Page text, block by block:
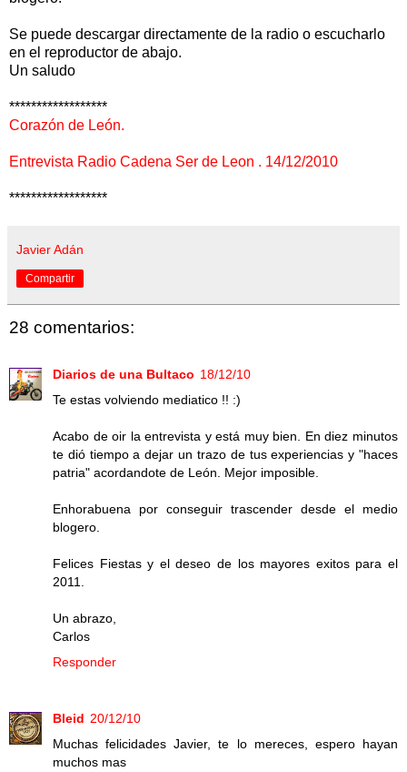
Se puede descargar directamente de la radio o escucharlo
en el reproductor de abajo.
Un saludo
******************
Corazón de León.
Entrevista Radio Cadena Ser de Leon . 14/12/2010
******************
Javier Adán
Compartir
28 comentarios:
Diarios de una Bultaco 18/12/10
Te estas volviendo mediatico !! :)
Acabo de oir la entrevista y está muy bien. En diez minutos
te dió tiempo a dejar un trazo de tus experiencias y "haces
patria" acordandote de León. Mejor imposible.
Enhorabuena por conseguir trascender desde el medio
blogero.
Felices Fiestas y el deseo de los mayores exitos para el
2011.
Un abrazo,
Carlos
Responder
Bleid 20/12/10
Muchas felicidades Javier, te lo mereces, espero hayan
muchos mas